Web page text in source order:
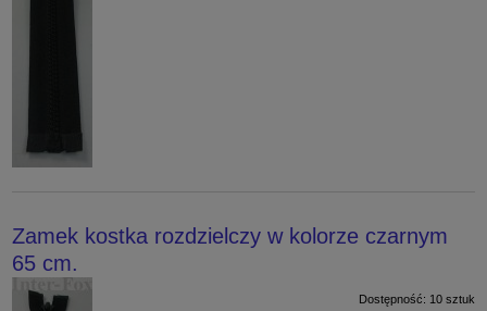
Zamek kostka rozdzielczy w kolorze czarnym
65 cm.
Dostępność: 10 sztuk